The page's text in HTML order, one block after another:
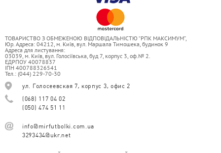
ТОВАРИСТВО З ОБМЕЖЕНОЮ ВІДПОВІДАЛЬНІСТЮ “РПК МАКСИМУМ”,
Юр. Адреса: 04212, м. Київ, вул. Маршала Тимошека, будинок 9
Адреса для листування:
03039, м. Київ, вул. Голосіївська, буд 7, корпус 3, оф.№ 2.
ЕДРПОУ 40078837
ІПН 400788326541
Тел.: (044) 229-70-30
ул. Голосеевская 7, корпус 3, офис 2
(068) 117 04 02
(050) 474 51 11
info@mirfutbolki.com.ua
3293434@ukr.net